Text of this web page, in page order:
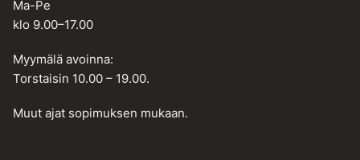
Ma-Pe
klo 9.00–17.00
Myymälä avoinna:
Torstaisin 10.00 – 19.00.
Muut ajat sopimuksen mukaan.